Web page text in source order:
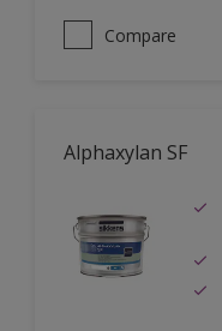
Compare
Alphaxylan SF